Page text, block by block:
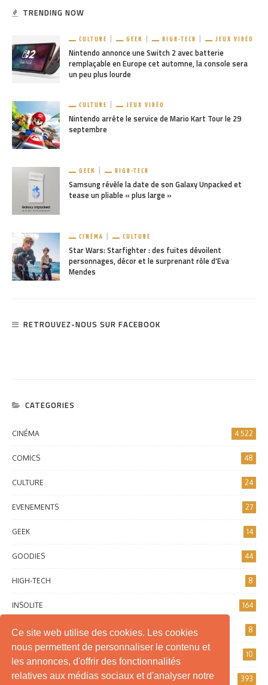
Ce site web utilise des cookies. Les cookies
nous permettent de personnaliser le contenu et
les annonces, d'offrir des fonctionnalités
relatives aux médias sociaux et d'analyser notre
TRENDING NOW
CULTURE GEEK HIGH-TECH JEUX VIDÉO
Nintendo annonce une Switch 2 avec batterie
remplaçable en Europe cet automne, la console sera
un peu plus lourde
CULTURE JEUX VIDÉO
Nintendo arrête le service de Mario Kart Tour le 29
septembre
GEEK HIGH-TECH
Samsung révèle la date de son Galaxy Unpacked et
tease un pliable « plus large »
CINÉMA CULTURE
Star Wars: Starfighter : des fuites dévoilent
personnages, décor et le surprenant rôle d’Eva
Mendes
RETROUVEZ-NOUS SUR FACEBOOK
CATEGORIES
CINÉMA 4 522
COMICS 48
CULTURE 24
EVENEMENTS 27
GEEK 14
GOODIES 44
HIGH-TECH 8
INSOLITE 164
INTERNET 8
JEUX DE SOCIÉTÉ 10
JEUX VIDÉO 393